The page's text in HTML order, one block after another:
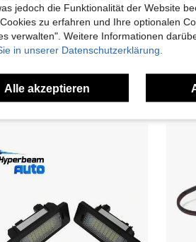
2 Stück D-Serie Xenon Lampen, Diamant Weiß Farbe, Abblend- & Fernlicht D1S D3S D4S 35W 6000K hohe Helligkeit hochwertige Ersatzlampen
übrig
-2% D
jedoch die Funktionalität der Website
zu erfahren und Ihre optionalen
verwalten". Weitere Informationen
in unserer Datenschutzerklärung.
Alle akzeptieren